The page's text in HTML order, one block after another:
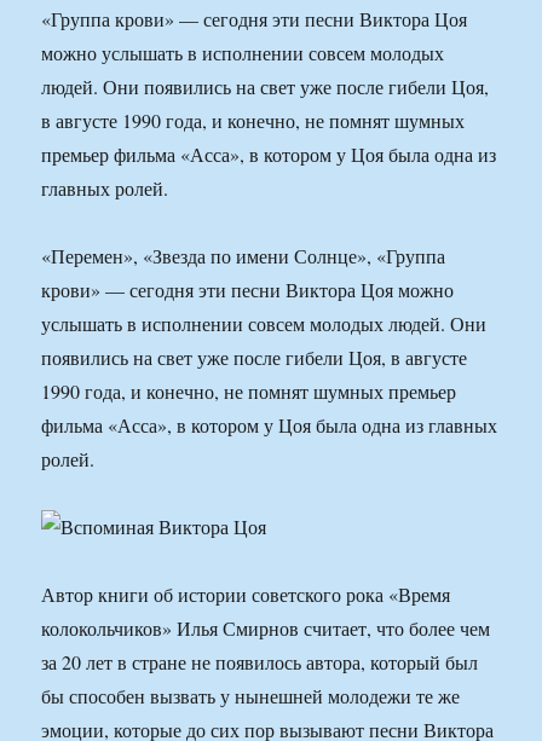
«Группа крови» — сегодня эти песни Виктора Цоя
можно услышать в исполнении совсем молодых
людей. Они появились на свет уже после гибели Цоя,
в августе 1990 года, и конечно, не помнят шумных
премьер фильма «Асса», в котором у Цоя была одна из
главных ролей.
«Перемен», «Звезда по имени Солнце», «Группа
крови» — сегодня эти песни Виктора Цоя можно
услышать в исполнении совсем молодых людей. Они
появились на свет уже после гибели Цоя, в августе
1990 года, и конечно, не помнят шумных премьер
фильма «Асса», в котором у Цоя была одна из главных
ролей.
Автор книги об истории советского рока «Время
колокольчиков» Илья Смирнов считает, что более чем
за 20 лет в стране не появилось автора, который был
бы способен вызвать у нынешней молодежи те же
эмоции, которые до сих пор вызывают песни Виктора